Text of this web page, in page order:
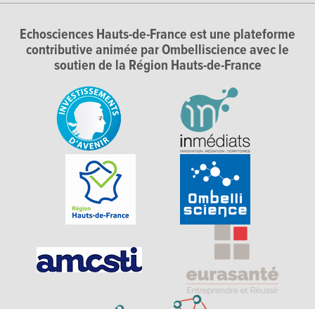
Echosciences Hauts-de-France est une plateforme
contributive animée par Ombelliscience avec le
soutien de la Région Hauts-de-France